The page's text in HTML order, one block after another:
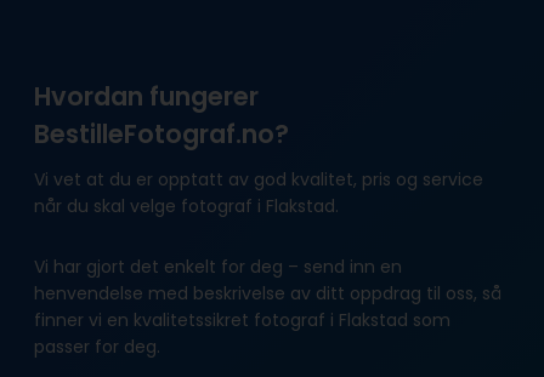
Hvordan fungerer
BestilleFotograf.no?
Vi vet at du er opptatt av god kvalitet, pris og service
når du skal velge fotograf i Flakstad.
Vi har gjort det enkelt for deg – send inn en
henvendelse med beskrivelse av ditt oppdrag til oss, så
finner vi en kvalitetssikret fotograf i Flakstad som
passer for deg.